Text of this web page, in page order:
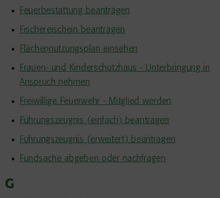
Feuerbestattung beantragen
Fischereischein beantragen
Flächennutzungsplan einsehen
Frauen- und Kinderschutzhaus - Unterbringung in
Anspruch nehmen
Freiwillige Feuerwehr - Mitglied werden
Führungszeugnis (einfach) beantragen
Führungszeugnis (erweitert) beantragen
Fundsache abgeben oder nachfragen
G